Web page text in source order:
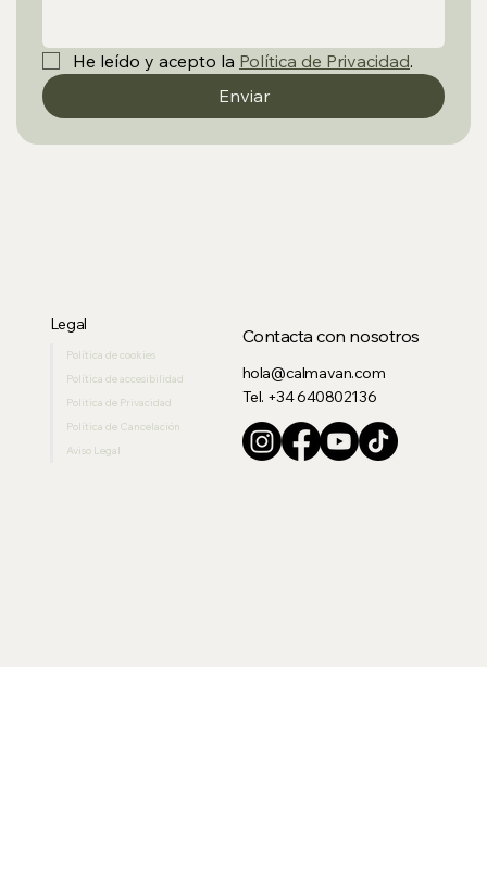
He leído y acepto la Política de Privacidad.
Enviar
Legal
Política de cookies
Política de accesibilidad
Politica de Privacidad
Política de Cancelación
Aviso Legal
Contacta con nosotros
hola@calmavan.com
Tel. +34 640802136